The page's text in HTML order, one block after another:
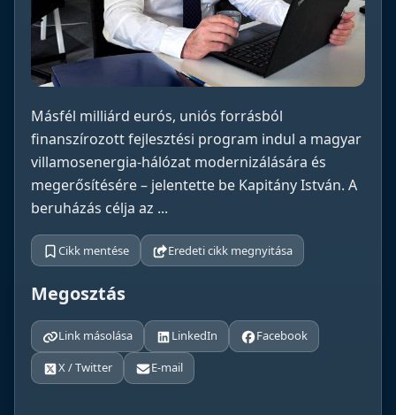
Másfél milliárd eurós, uniós forrásból
finanszírozott fejlesztési program indul a magyar
villamosenergia-hálózat modernizálására és
megerősítésére – jelentette be Kapitány István. A
beruházás célja az ...
Cikk mentése Eredeti cikk megnyitása
Megosztás
Link másolása LinkedIn
Facebook
X / Twitter
E-mail